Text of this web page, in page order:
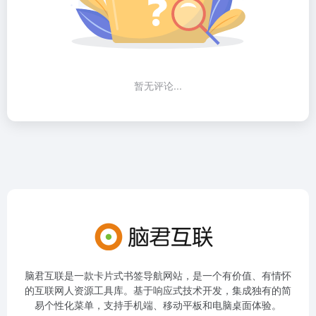
暂无评论...
脑君互联是一款卡片式书签导航网站，是一个有价值、有情怀
的互联网人资源工具库。基于响应式技术开发，集成独有的简
易个性化菜单，支持手机端、移动平板和电脑桌面体验。